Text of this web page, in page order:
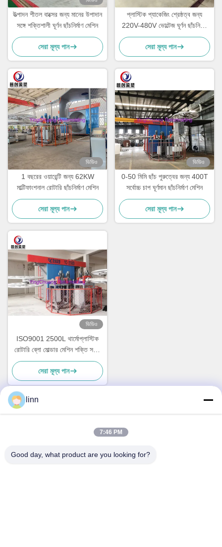
উত্পাদন শীতল বাক্সের জন্য মানের উপাদান
সঙ্গে শক্তিশালী ঘূর্ণন ছাঁচনির্মাণ মেশিন
সেরা মূল্য পান
প্লাস্টিক প্যাকেজিং শ্রেষ্ঠত্ব জন্য
220V-480V ভোল্টেজ ঘূর্ণন ছাঁচনির্মাণ
মেশিন
সেরা মূল্য পান
ভিডিও
1 বছরের ওয়ারেন্টি জন্য 62KW
মাল্টিফাংশনাল রোটারি ছাঁচনির্মাণ মেশিন
সেরা মূল্য পান
ভিডিও
0-50 মিমি ছাঁচ পুরুত্বের জন্য 400T
সর্বোচ্চ চাপ ঘূর্ণমান ছাঁচনির্মাণ মেশিন
সেরা মূল্য পান
ভিডিও
ISO9001 2500L থার্মোপ্লাস্টিক
রোটারি ব্লো মোল্ডার মেশিন শক্তি সঞ্চয়
Energy
সেরা মূল্য পান
ঠিকানা
linn
7:46 PM
Good day, what product are you looking for?